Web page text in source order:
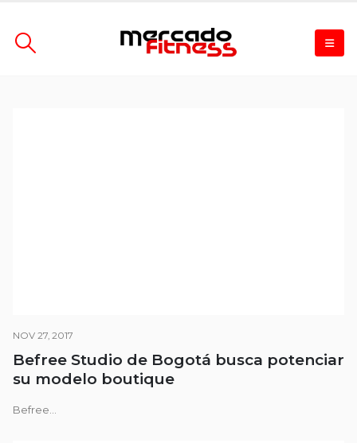
NOV 27, 2017
Befree Studio de Bogotá busca potenciar
su modelo boutique
Befree...